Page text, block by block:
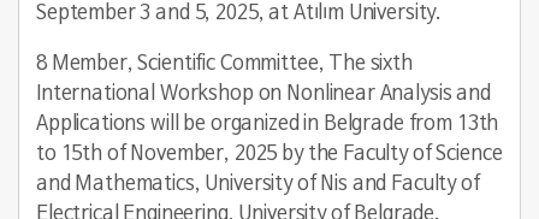
September 3 and 5, 2025, at Atılım University.
8 Member, Scientific Committee, The sixth
International Workshop on Nonlinear Analysis and
Applications will be organized in Belgrade from 13th
to 15th of November, 2025 by the Faculty of Science
and Mathematics, University of Nis and Faculty of